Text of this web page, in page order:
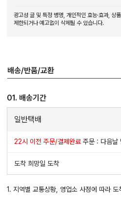
광고성 글 및 특정 병명, 개인적인 효능·효과, 상
제한되거나 예고없이 삭제될 수 있습니다.
배송/반품/교환
01. 배송기간
일반택배
22시 이전 주문/결제완료 주문 : 다음날
도착 희망일 도착
1. 지역별 교통상황, 영업소 사정에 따라